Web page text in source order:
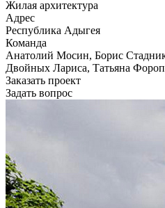
Жилая архитектура
Адрес
Республика Адыгея
Команда
Анатолий Мосин, Борис
Двойных Лариса, Татьяна
Заказать проект
Задать вопрос